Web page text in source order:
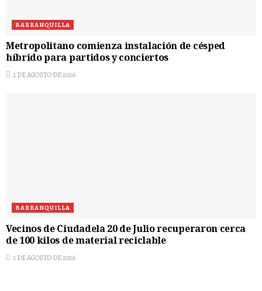
BARRANQUILLA
Metropolitano comienza instalación de césped
híbrido para partidos y conciertos
2 DE AGOSTO DE 2026
BARRANQUILLA
Vecinos de Ciudadela 20 de Julio recuperaron cerca
de 100 kilos de material reciclable
2 DE AGOSTO DE 2026